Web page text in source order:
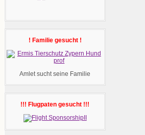
! Familie gesucht !
Amlet sucht seine Familie
!!! Flugpaten gesucht !!!